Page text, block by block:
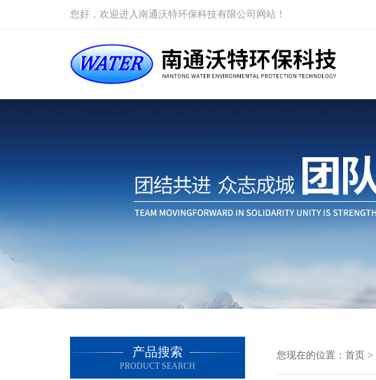
您好，欢迎进入南通沃特环保科技有限公司网站！
产品搜索
PRODUCT SEARCH
您现在的位置： 首页 >